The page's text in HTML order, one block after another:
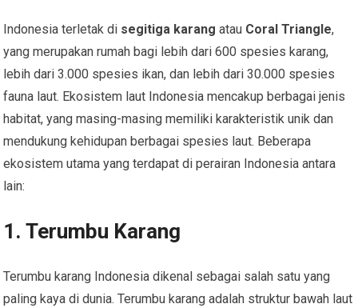
Indonesia terletak di segitiga karang atau Coral Triangle,
yang merupakan rumah bagi lebih dari 600 spesies karang,
lebih dari 3.000 spesies ikan, dan lebih dari 30.000 spesies
fauna laut. Ekosistem laut Indonesia mencakup berbagai jenis
habitat, yang masing-masing memiliki karakteristik unik dan
mendukung kehidupan berbagai spesies laut. Beberapa
ekosistem utama yang terdapat di perairan Indonesia antara
lain:
1.Terumbu Karang
Terumbu karang Indonesia dikenal sebagai salah satu yang
paling kaya di dunia. Terumbu karang adalah struktur bawah laut